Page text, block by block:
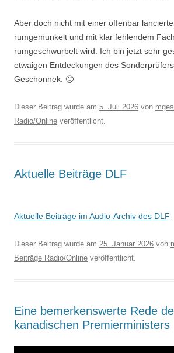
Aber doch nicht mit einer offenbar
rumgemunkelt und mit klar fehlendem
rumgeschwurbelt wird. Ich bin jetzt sehr
etwaigen Entdeckungen des
Geschonnek. 🙂
Dieser Beitrag wurde am 5. Juli 2026 von
Radio/Online veröffentlicht.
Aktuelle Beiträge DLF
Aktuelle Beiträge im Audio-Archiv des DLF
Dieser Beitrag wurde am 25. Januar 2026 von
Beiträge Radio/Online veröffentlicht.
Eine bemerkenswerte Rede
kanadischen Premierministers